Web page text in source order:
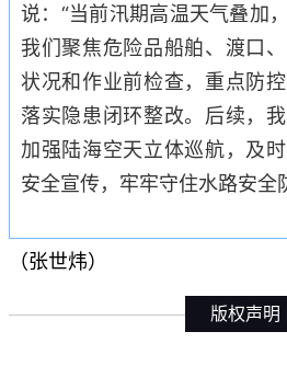
说：“当前汛期高温天气叠加
我们聚焦危险品船舶、渡口
状况和作业前检查，重点防
落实隐患闭环整改。后续，
加强陆海空天立体巡航，及
安全宣传，牢牢守住水路安全
（张世炜）
版权声明